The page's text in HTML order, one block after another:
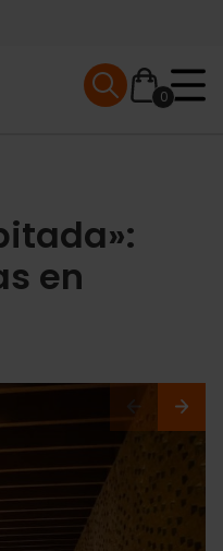
0
Mobile menu
en